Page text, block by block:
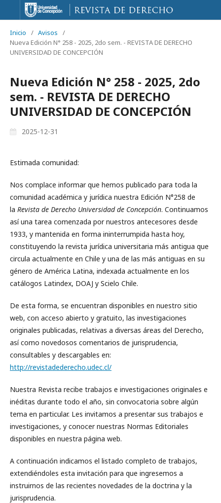
Inicio / Avisos
/
Nueva Edición N° 258 - 2025, 2do sem. - REVISTA DE DERECHO
UNIVERSIDAD DE CONCEPCIÓN
Nueva Edición N° 258 - 2025, 2do
sem. - REVISTA DE DERECHO
UNIVERSIDAD DE CONCEPCIÓN
2025-12-31
Estimada comunidad:
Nos complace informar que hemos publicado para toda la
comunidad académica y jurídica nuestra Edición N°258 de
la Revista de Derecho Universidad de Concepción. Continuamos
así una tarea comenzada por nuestros antecesores desde
1933, y mantenida en forma ininterrumpida hasta hoy,
constituyendo la revista jurídica universitaria más antigua que
circula actualmente en Chile y una de las más antiguas en su
género de América Latina, indexada actualmente en los
catálogos Latindex, DOAJ y Scielo Chile.
De esta forma, se encuentran disponibles en nuestro sitio
web, con acceso abierto y gratuito, las investigaciones
originales publicadas, relativas a diversas áreas del Derecho,
así como novedosos comentarios de jurisprudencia,
consultables y descargables en:
http://revistadederecho.udec.cl/
Nuestra Revista recibe trabajos e investigaciones originales e
inéditas durante todo el año, sin convocatoria sobre algún
tema en particular. Les invitamos a presentar sus trabajos e
investigaciones, y conocer nuestras Normas Editoriales
disponibles en nuestra página web.
A continuación indicamos el listado completo de trabajos,
extendiéndoles esta invitación para que ingresemos a
instruirnos de las recientes novedades de la doctrina y la
jurisprudencia.